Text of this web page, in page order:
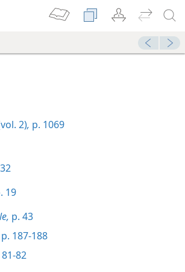
2), p. 1069
19
p. 43
p. 187-188
82